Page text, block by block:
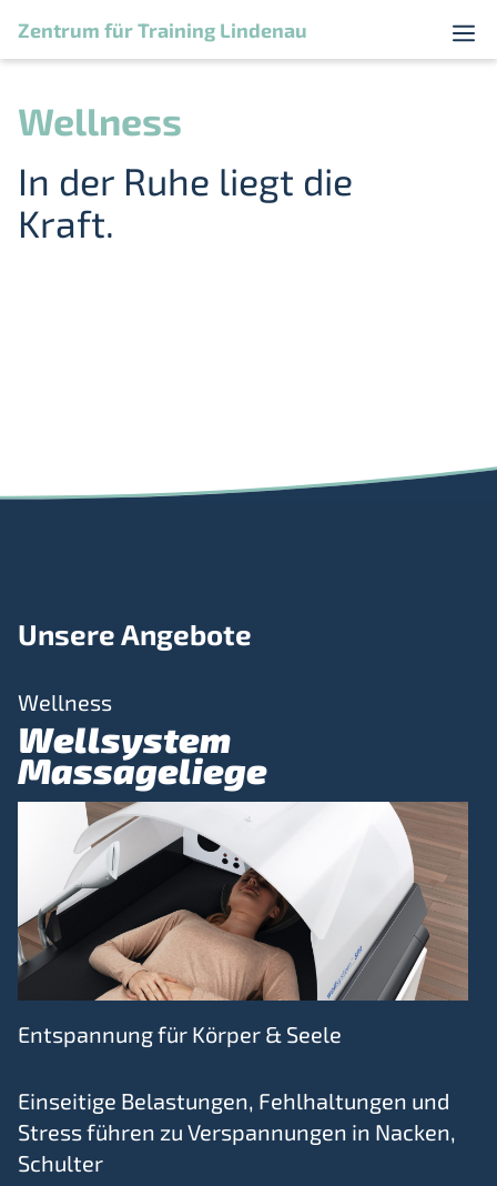
Inhalt
Zentrum für Training Lindenau
Menü
Wellness
In der Ruhe liegt die
Kraft.
Unsere Angebote
Wellness
Wellsystem
Massageliege
Entspannung für Körper & Seele
Einseitige Belastungen, Fehlhaltungen und
Stress führen zu Verspannungen in Nacken,
Schulter